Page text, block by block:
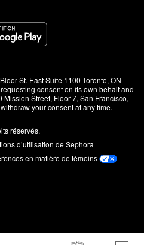
St. East Suite 1100 Toronto, ON
consent on its own behalf and
Street, Floor 7, San Francisco,
your consent at any time.
réservés.
d’utilisation de Sephora
en matière de témoins